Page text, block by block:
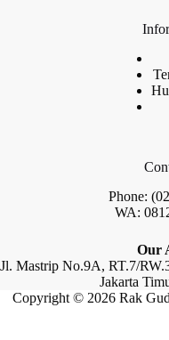
Phone:
WA:
Our
Jl. Mastrip No.9A, RT.7/
Jakarta
Copyright © 2026 Rak